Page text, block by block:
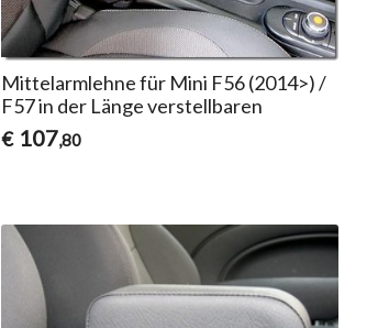
Mittelarmlehne für Mini F56 (2014>) /
F57 in der Länge verstellbaren
€ 107,80